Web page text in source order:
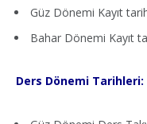
Güz Dönemi Kayıt
Bahar Dönemi Kayıt
Ders Dönemi Tarihleri: